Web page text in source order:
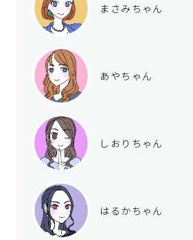
まさみちゃん
あやちゃん
しおりちゃん
はるかちゃん